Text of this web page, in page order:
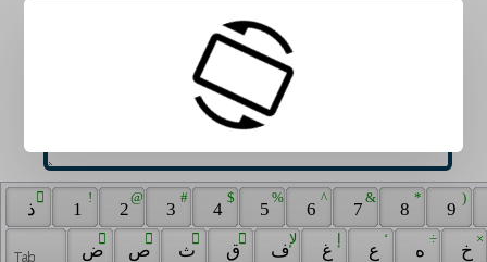
Type Arabic (101) characters into the box:
ذ
ّ
1
!
2
@
3
#
4
$
5
%
6
^
7
&
8
*
9
)
ض
َ
ص
ً
ث
ُ
ق
ٌ
ف
‘ ÷ ×